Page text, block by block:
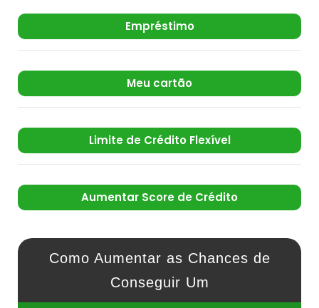
Empréstimo
Meu cartão
Limite de Crédito Flexível
Aumentar Score de Crédito
Como Aumentar as Chances de
Conseguir Um